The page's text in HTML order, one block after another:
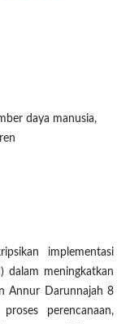
daya manusia,
implementasi
dalam meningkatkan
Annur Darunnajah 8
perencanaan,